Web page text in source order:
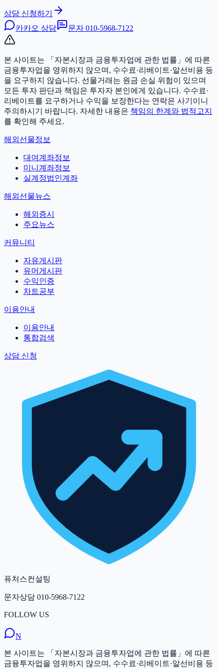
상담 신청하기
카카오 상담
문자 010-5968-7122
본 사이트는 「자본시장과 금융투자업에 관한 법률」에 따른
금융투자업을 영위하지 않으며, 수수료·리베이트·알선비용 등
을 요구하지 않습니다. 선물거래는 원금 손실 위험이 있으며
모든 투자 판단과 책임은 투자자 본인에게 있습니다. 수수료·
리베이트를 요구하거나 수익을 보장한다는 연락은 사기이니
주의하시기 바랍니다. 자세한 내용은 책임의 한계와 법적고지
를 확인해 주세요.
해외선물정보
대여계좌정보
미니계좌정보
실계정법인계좌
해외선물뉴스
해외증시
주요뉴스
커뮤니티
자유게시판
유머게시판
수익인증
차트공부
이용안내
이용안내
통합검색
상담 신청
퓨처스컨설팅
문자상담 010-5968-7122
FOLLOW US
N
본 사이트는 「자본시장과 금융투자업에 관한 법률」에 따른
금융투자업을 영위하지 않으며, 수수료·리베이트·알선비용 등